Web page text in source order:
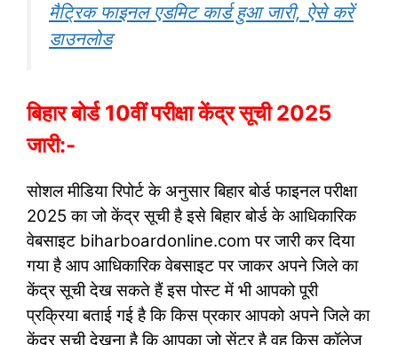
मैट्रिक फाइनल एडमिट कार्ड हुआ जारी, ऐसे करें
डाउनलोड
बिहार बोर्ड 10वीं परीक्षा केंद्र सूची 2025
जारी:-
सोशल मीडिया रिपोर्ट के अनुसार बिहार बोर्ड फाइनल परीक्षा
2025 का जो केंद्र सूची है इसे बिहार बोर्ड के आधिकारिक
वेबसाइट biharboardonline.com पर जारी कर दिया
गया है आप आधिकारिक वेबसाइट पर जाकर अपने जिले का
केंद्र सूची देख सकते हैं इस पोस्ट में भी आपको पूरी
प्रक्रिया बताई गई है कि किस प्रकार आपको अपने जिले का
केंद्र सूची देखना है कि आपका जो सेंटर है वह किस कॉलेज